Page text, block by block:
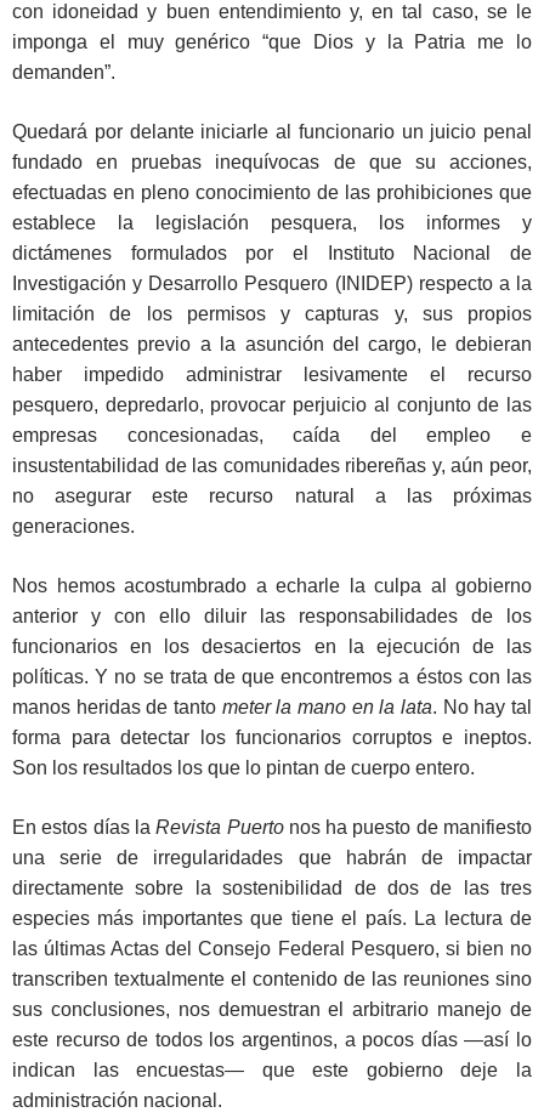
con idoneidad y buen entendimiento y, en tal caso, se le
imponga el muy genérico “que Dios y la Patria me lo
demanden”.
Quedará por delante iniciarle al funcionario un juicio penal
fundado en pruebas inequívocas de que su acciones,
efectuadas en pleno conocimiento de las prohibiciones que
establece la legislación pesquera, los informes y
dictámenes formulados por el Instituto Nacional de
Investigación y Desarrollo Pesquero (INIDEP) respecto a la
limitación de los permisos y capturas y, sus propios
antecedentes previo a la asunción del cargo, le debieran
haber impedido administrar lesivamente el recurso
pesquero, depredarlo, provocar perjuicio al conjunto de las
empresas concesionadas, caída del empleo e
insustentabilidad de las comunidades ribereñas y, aún peor,
no asegurar este recurso natural a las próximas
generaciones.
Nos hemos acostumbrado a echarle la culpa al gobierno
anterior y con ello diluir las responsabilidades de los
funcionarios en los desaciertos en la ejecución de las
políticas. Y no se trata de que encontremos a éstos con las
manos heridas de tanto meter la mano en la lata. No hay tal
forma para detectar los funcionarios corruptos e ineptos.
Son los resultados los que lo pintan de cuerpo entero.
En estos días laRevista Puertonos ha puesto de manifiesto
una serie de irregularidades que habrán de impactar
directamente sobre la sostenibilidad de dos de las tres
especies más importantes que tiene el país. La lectura de
las últimas Actas del Consejo Federal Pesquero, si bien no
transcriben textualmente el contenido de las reuniones sino
sus conclusiones, nos demuestran el arbitrario manejo de
este recurso de todos los argentinos, a pocos días —así lo
indican las encuestas— que este gobierno deje la
administración nacional.